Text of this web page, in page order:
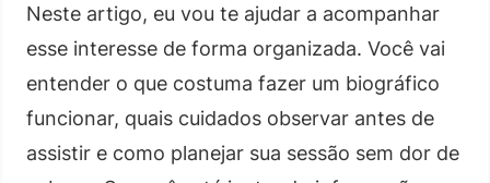
Neste artigo, eu vou te ajudar a acompanhar
esse interesse de forma organizada. Você vai
entender o que costuma fazer um biográfico
funcionar, quais cuidados observar antes de
assistir e como planejar sua sessão sem dor de